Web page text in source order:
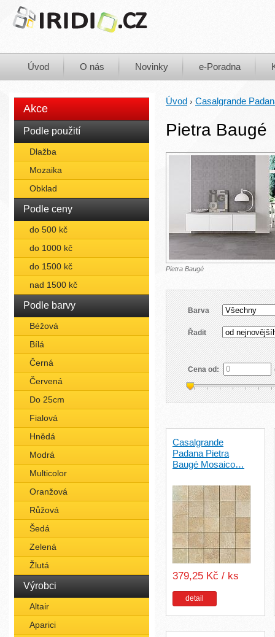
Úvod O nás Novinky e-Poradna
Akce
Podle použití
Dlažba
Mozaika
Obklad
Podle ceny
do 500 kč
do 1000 kč
do 1500 kč
nad 1500 kč
Podle barvy
Béžová
Bílá
Černá
Červená
Do 25cm
Fialová
Hnědá
Modrá
Multicolor
Oranžová
Růžová
Šedá
Zelená
Žlutá
Výrobci
Altair
Aparici
Úvod › Casalgrande
Pietra Baugé
Pietra Baugé
Barva
Řadit
Cena od:
Casalgrande
Padana Pietra
Baugé Mosaico…
379,25 Kč / ks
detail